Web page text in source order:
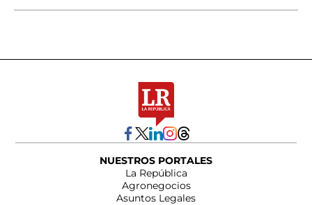
NUESTROS PORTALES
La República
Agronegocios
Asuntos Legales